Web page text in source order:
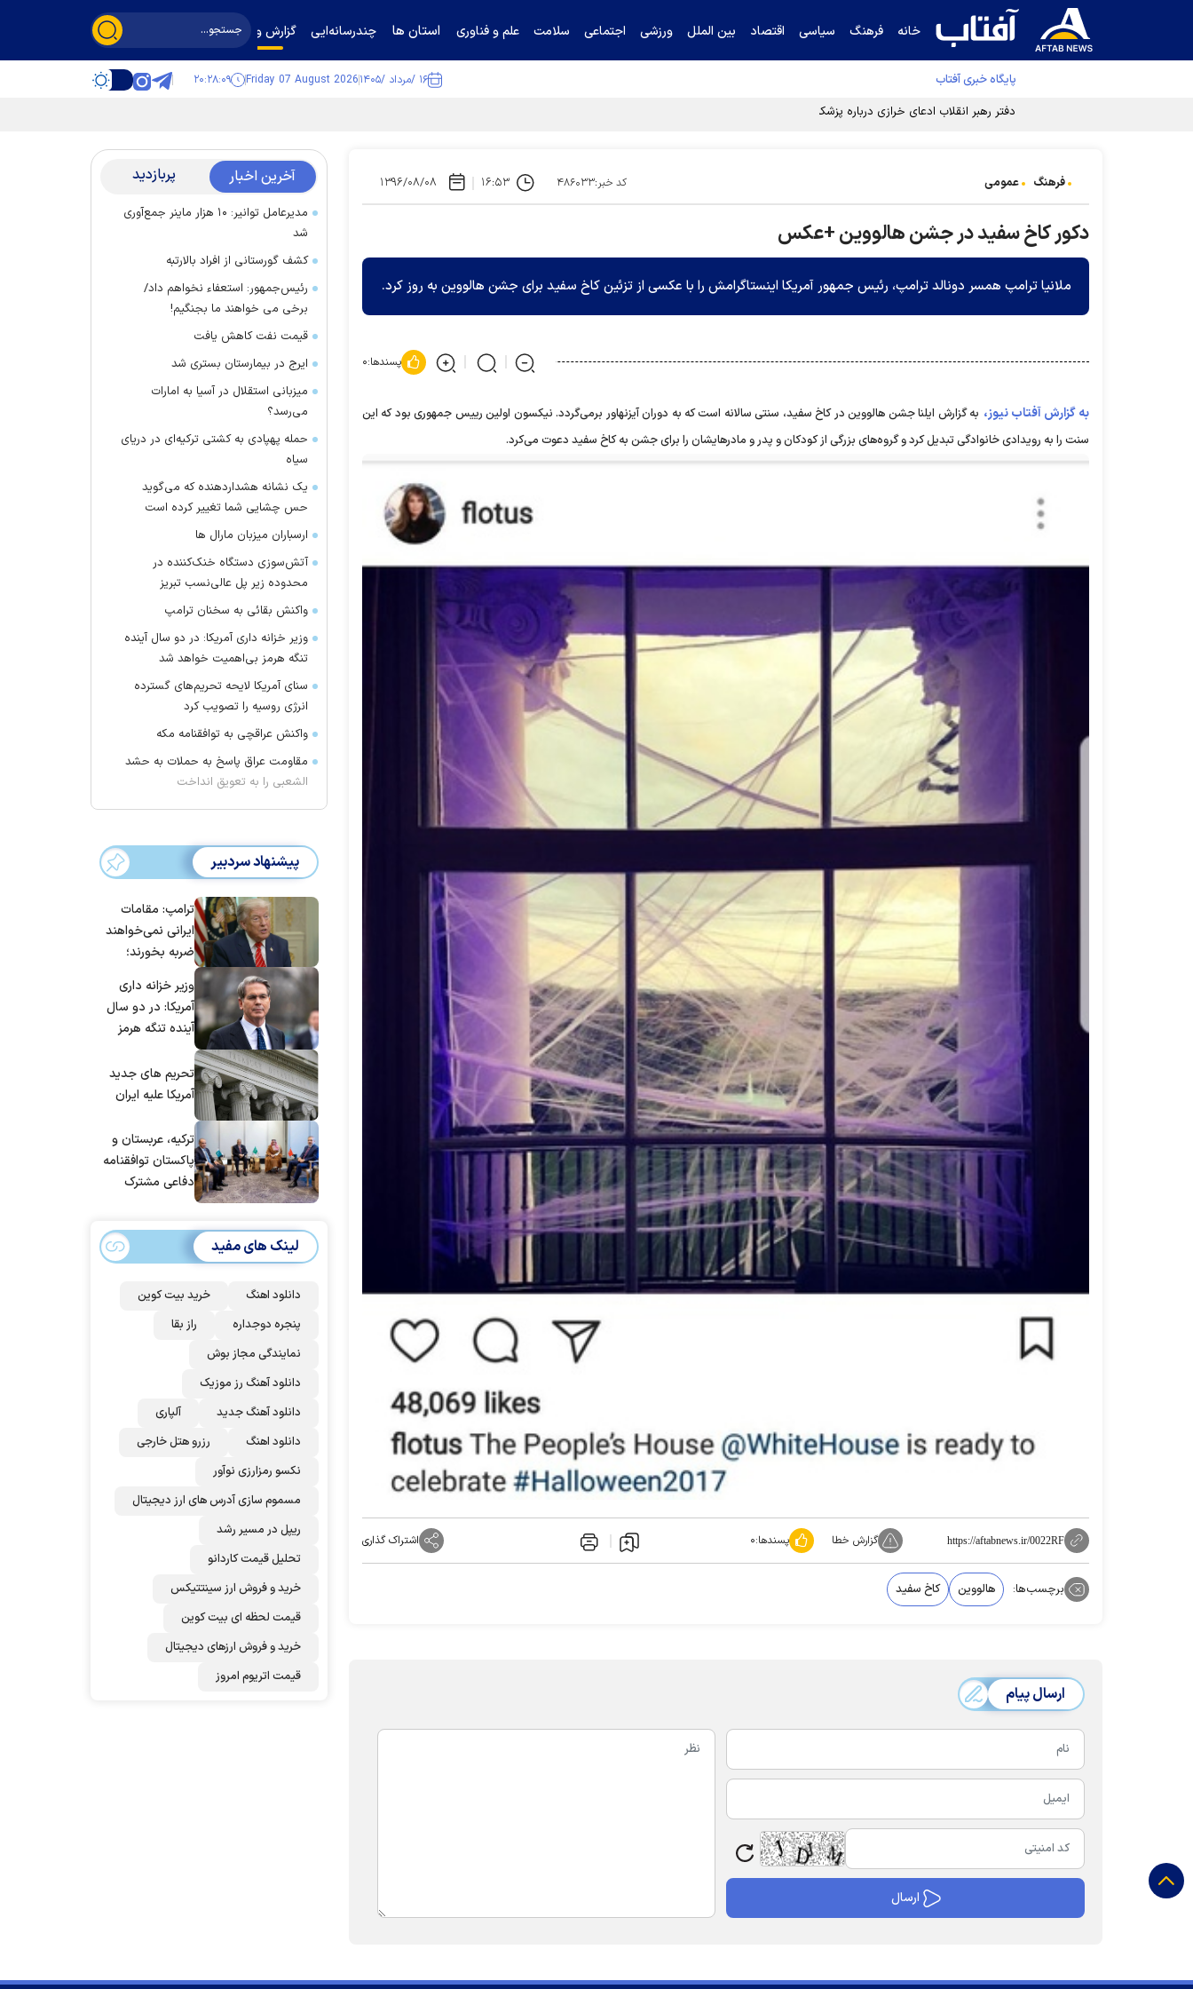
خانه فرهنگ سیاسی اقتصاد بین الملل ورزشی اجتماعی سلامت علم و فناوری استان ها چندرسانه‌ایی گزارش و گفت‌وگو
پایگاه خبری آفتاب ۱۶ /مرداد /۱۴۰۵ Friday 07 August 2026 ۲۰:۲۸:۱۰
دفتر رهبر انقلاب ادعای خرازی درباره پزشکیان را تکذیب کرد
فرهنگ عمومی کد خبر:۴۸۶۰۳۳ ۱۶:۵۳ ۱۳۹۶/۰۸/۰۸
دکور کاخ سفید در جشن هالووین +عکس
ملانیا ترامپ همسر دونالد ترامپ، رئیس جمهور آمریکا اینستاگرامش را با عکسی از تزئین کاخ سفید برای جشن هالووین به روز کرد.
پسندها:۰
به گزارش آفتاب نیوز، به گزارش ایلنا جشن هالووین در کاخ سفید، سنتی سالانه است که به دوران آیزنهاور برمی‌گردد. نیکسون اولین رییس جمهوری بود که این
سنت را به رویدادی خانوادگی تبدیل کرد و گروه‌های بزرگی از کودکان و پدر و مادرهایشان را برای جشن به کاخ سفید دعوت می‌کرد.
https://aftabnews.ir/0022RF گزارش خطا پسندها:۰ اشتراک گذاری
برچسب‌ها: هالووین کاخ سفید
ارسال پیام
آخرین اخبار پربازدید
مدیرعامل توانیر: ۱۰ هزار ماینر جمع‌آوری
شد
کشف گورستانی از افراد بالارتبه
رئیس‌جمهور: استعفاء نخواهم داد/
برخی می خواهند ما بجنگیم!
قیمت نفت کاهش یافت
ایرج در بیمارستان بستری شد
میزبانی استقلال در آسیا به امارات
می‌رسد؟
حمله پهپادی به کشتی ترکیه‌ای در دریای
سیاه
یک نشانه هشداردهنده که می‌گوید
حس چشایی شما تغییر کرده است
ارسباران میزبان مارال ها
آتش‌سوزی دستگاه خنک‌کننده در
محدوده زیر پل عالی‌نسب تبریز
واکنش بقائی به سخنان ترامپ
وزیر خزانه داری آمریکا: در دو سال آینده
تنگه هرمز بی‌اهمیت خواهد شد
سنای آمریکا لایحه تحریم‌های گسترده
انرژی روسیه را تصویب کرد
واکنش عراقچی به توافقنامه مکه
مقاومت عراق پاسخ به حملات به حشد
الشعبی را به تعویق انداخت
پیشنهاد سردبیر
ترامپ: مقامات
ایرانی نمی‌خواهند
ضربه بخورند؛
توافق برسند
وزیر خزانه داری
آمریکا: در دو سال
آینده تنگه هرمز
شد
تحریم های جدید
آمریکا علیه ایران
ترکیه، عربستان و
پاکستان توافقنامه
دفاعی مشترک
لینک های مفید
دانلود اهنگ
خرید بیت کوین
پنجره دوجداره
راز بقا
نمایندگی مجاز بوش
دانلود آهنگ رز‌ موزیک
دانلود آهنگ جدید
آلپاری
دانلود اهنگ
رزرو هتل خارجی
نکسو رمزارزی نوآور
مسموم سازی آدرس های ارز دیجیتال
ریپل در مسیر رشد
تحلیل قیمت کاردانو
خرید و فروش ارز سینتتیکس
قیمت لحظه ای بیت کوین
خرید و فروش ارزهای دیجیتال
قیمت اتریوم امروز